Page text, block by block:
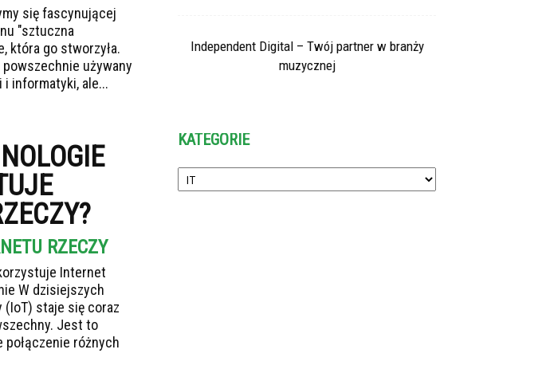
się fascynującej
"sztuczna
która go stworzyła.
używany
informatyki, ale...
RZECZY
Internet
W dzisiejszych
staje się coraz
Jest to
połączenie różnych
Independent Digital – Twój partner w branży
muzycznej
KATEGORIE
Kategorie